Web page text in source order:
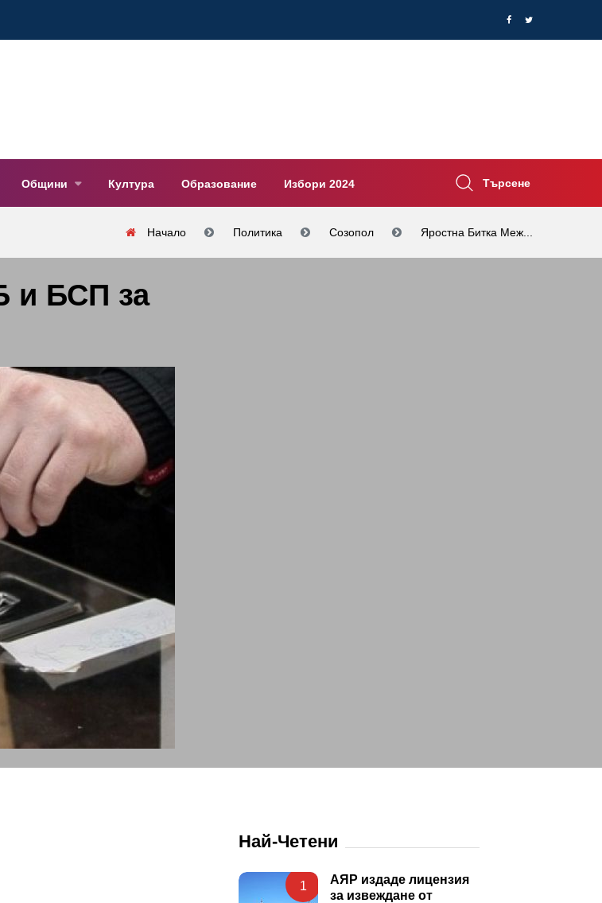
Общини Култура Образование Избори 2024 Търсене
Начало Политика Созопол Яростна Битка Меж...
и БСП за
Най-Четени
1
АЯР издаде лицензия
за извеждане от